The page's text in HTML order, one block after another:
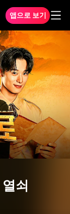
앱으로 보기
1화
쇠